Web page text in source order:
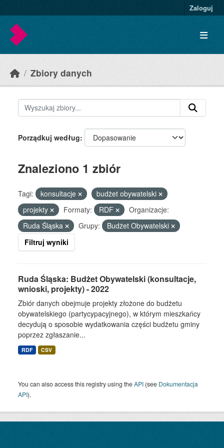
Zaloguj
Zbiory danych
Porządkuj według
Znaleziono 1 zbiór
Tagi: konsultacje
budżet obywatelski
projekty
Formaty: RDF
Organizacje:
Ruda Śląska
Grupy:
Budżet Obywatelski
Filtruj wyniki
Ruda Śląska: Budżet Obywatelski (konsultacje,
wnioski, projekty) - 2022
Zbiór danych obejmuje projekty złożone do budżetu
obywatelskiego (partycypacyjnego), w którym mieszkańcy
decydują o sposobie wydatkowania części budżetu gminy
poprzez zgłaszanie...
RDF CSV
You can also access this registry using theAPI (see Dokumentacja
API).